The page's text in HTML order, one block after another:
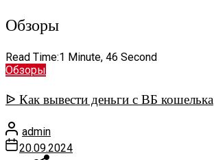
Обзоры
Read Time:1 Minute, 46 Second
Обзоры
ᐉ Как вывести деньги с ВБ кошелька
admin
20.09.2024